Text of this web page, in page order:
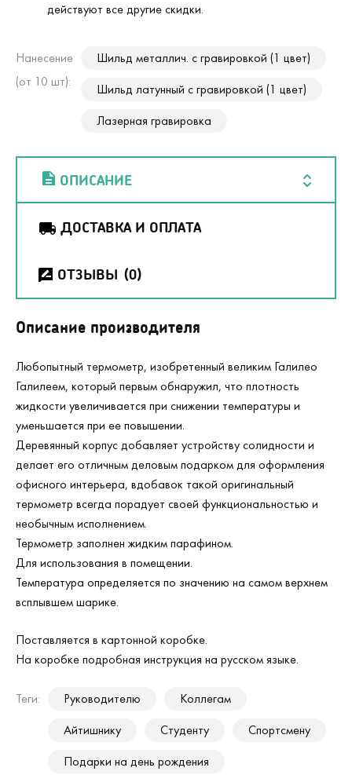
действуют все другие скидки.
Нанесение
(от 10 шт):
Шильд металлич. с гравировкой (1 цвет)
Шильд латунный с гравировкой (1 цвет)
Лазерная гравировка
ОПИСАНИЕ
ДОСТАВКА И ОПЛАТА
ОТЗЫВЫ (0)
Описание производителя
Любопытный термометр, изобретенный великим Галилео
Галилеем, который первым обнаружил, что плотность
жидкости увеличивается при снижении температуры и
уменьшается при ее повышении.
Деревянный корпус добавляет устройству солидности и
делает его отличным деловым подарком для оформления
офисного интерьера, вдобавок такой оригинальный
термометр всегда порадует своей функциональностью и
необычным исполнением.
Термометр заполнен жидким парафином.
Для использования в помещении.
Температура определяется по значению на самом верхнем
всплывшем шарике.
Поставляется в картонной коробке.
На коробке подробная инструкция на русском языке.
Теги: Руководителю
Коллегам
Айтишнику
Студенту
Спортсмену
Подарки на день рождения